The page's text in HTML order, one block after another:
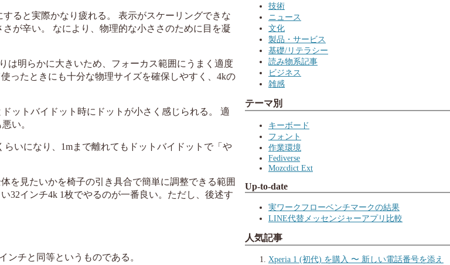
ると実際かなり疲れる。 表示がスケーリングできな
が辛い。 なにより、物理的な小ささのために目を凝
は明らかに大きいため、フォーカス範囲にうまく適度
ったときにも十分な物理サイズを確保しやすく、4kの
ットバイドット時にドットが小さく感じられる。 適
い。
いになり、1mまで離れてもドットバイドットで「や
を見たいかを椅子の引き具合で簡単に調整できる範囲
32インチ4k 1枚でやるのが一番良い。ただし、後述す
ンチと同等というものである。
技術
ニュース
文化
製品・サービス
基礎/リテラシー
読み物系記事
ビジネス
雑感
テーマ別
キーボード
フォント
作業環境
Fediverse
Mozcdict Ext
Up-to-date
実ワークフローベンチマークの結果
LINE代替メッセンジャーアプリ比較
人気記事
Xperia 1 (初代) を購入 〜 新しい電話番号を添え